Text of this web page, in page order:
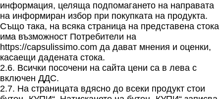
информация, целяща подпомагането на направата
на информиран избор при покупката на продукта.
Също така, на всяка страница на представена стока
има възможност Потребители на
https://capsulissimo.com да дават мнения и оценки,
касаещи дадената стока.
2.6. Всички посочени на сайта цени са в лева с
включен ДДС.
2.7. На страницата вдясно до всеки продукт стои